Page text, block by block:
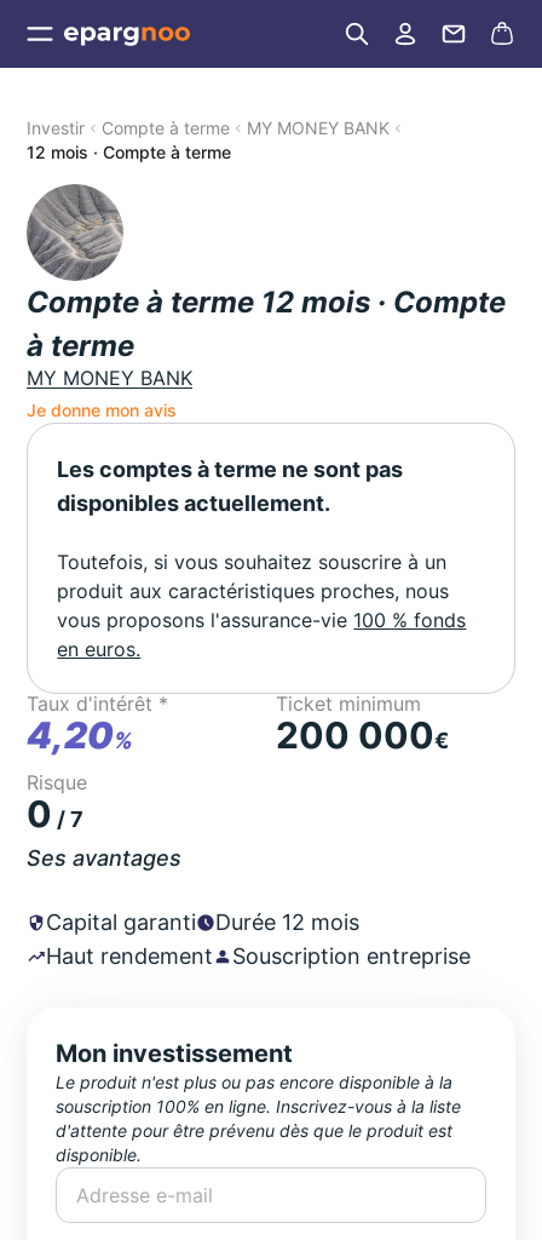
Investir Compte à terme
MY MONEY BANK
12 mois · Compte à terme
Compte à terme 12 mois · Compte
à terme
MY MONEY BANK
Je donne mon avis
Les comptes à terme ne sont pas
disponibles actuellement.
Toutefois, si vous souhaitez souscrire à un
produit aux caractéristiques proches, nous
vous proposons l'assurance-vie 100 % fonds
en euros.
Taux d'intérêt *
4,20%
Ticket minimum
200 000€
Risque
0 / 7
Ses avantages
Capital garanti
Durée 12 mois
Haut rendement
Souscription entreprise
Mon investissement
Le produit n'est plus ou pas encore disponible à la
souscription 100% en ligne. Inscrivez-vous à la liste
d'attente pour être prévenu dès que le produit est
disponible.